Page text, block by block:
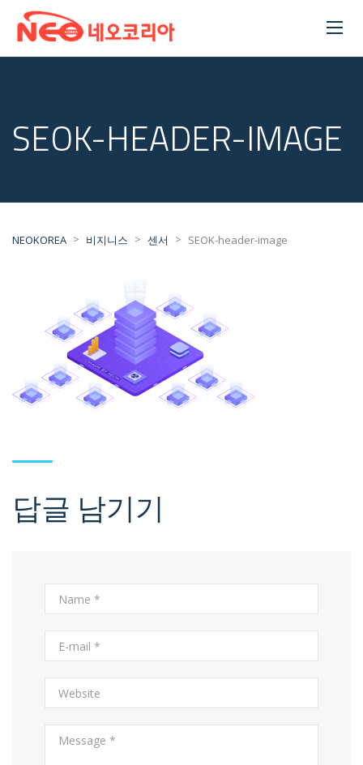
SEOK-HEADER-IMAGE
NEOKOREA > 비지니스 > 센서 > SEOK-header-image
답글 남기기